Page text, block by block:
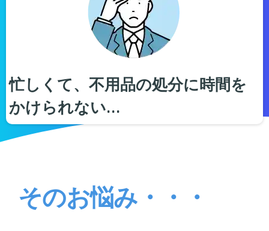
忙しくて、不用品の処分に時間を
かけられない…
そのお悩み・・・